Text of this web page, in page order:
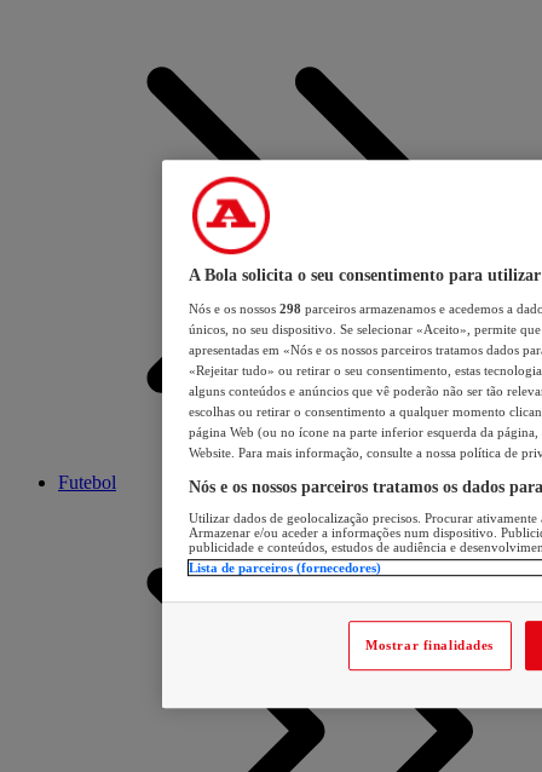
Futebol
A Bola solicita o seu consentimento para utilizar
Nós e os nossos 298 parceiros armazenamos e acedemos a
únicos, no seu dispositivo. Se selecionar «Aceito», permite
apresentadas em «Nós e os nossos parceiros tratamos dados
«Rejeitar tudo» ou retirar o seu consentimento, estas
alguns conteúdos e anúncios que vê poderão não ser tão
escolhas ou retirar o consentimento a qualquer momento
página Web (ou no ícone na parte inferior esquerda da página,
Website. Para mais informação, consulte a nossa política de
Nós e os nossos parceiros tratamos os dados
Utilizar dados de geolocalização precisos. Procurar
Armazenar e/ou aceder a informações num dispositivo.
publicidade e conteúdos, estudos de audiência e
Lista de parceiros (fornecedores)
Mostrar finalidades